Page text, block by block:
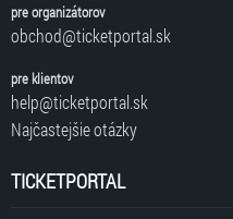
pre organizátorov
obchod@ticketportal.sk
pre klientov
help@ticketportal.sk
Najčastejšie otázky
TICKETPORTAL